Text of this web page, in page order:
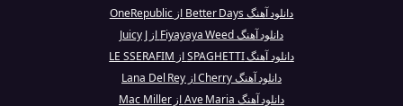
دانلود آهنگ Better Days از OneRepublic
دانلود آهنگ Fiyayaya Weed از Juicy J
دانلود آهنگ SPAGHETTI از LE SSERAFIM
دانلود آهنگ Cherry از Lana Del Rey
دانلود آهنگ Ave Maria از Mac Miller